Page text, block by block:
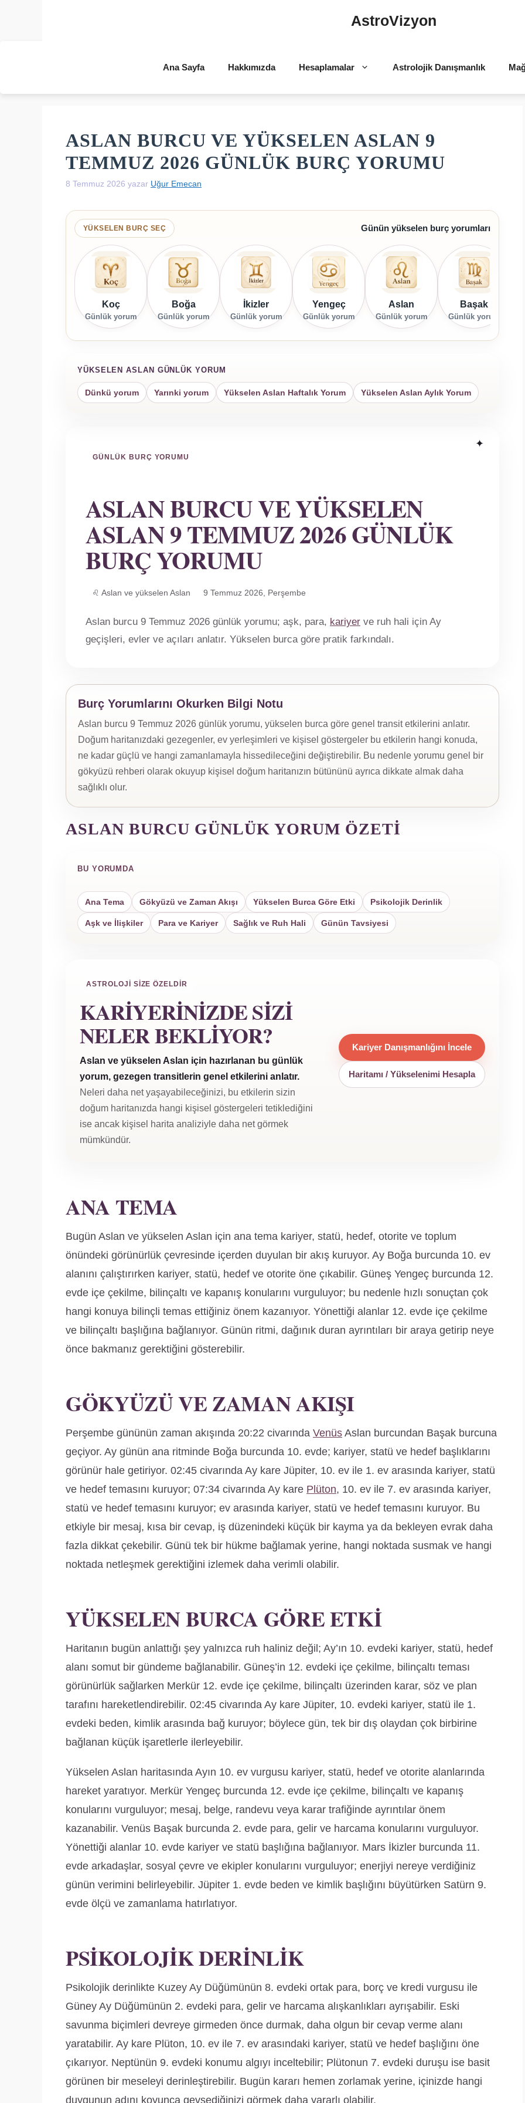
AstroVizyon
Ana Sayfa Hakkımızda Hesaplamalar Astrolojik Danışmanlık
ASLAN BURCU VE YÜKSELEN ASLAN 9
TEMMUZ 2026 GÜNLÜK BURÇ YORUMU
8 Temmuz 2026 yazar Uğur Emecan
YÜKSELEN BURÇ SEÇ Günün yükselen burç yorumları
Koç
Günlük yorum
Boğa
Günlük yorum
İkizler
Günlük yorum
Yengeç
Günlük yorum
Aslan
Günlük yorum
Başak
Günlük yorum
YÜKSELEN ASLAN GÜNLÜK YORUM
Dünkü yorum Yarınki yorum Yükselen Aslan Haftalık Yorum Yükselen Aslan Aylık Yorum
GÜNLÜK BURÇ YORUMU
ASLAN BURCU VE YÜKSELEN
ASLAN 9 TEMMUZ 2026 GÜNLÜK
BURÇ YORUMU
♌ Aslan ve yükselen Aslan 9 Temmuz 2026, Perşembe
Aslan burcu 9 Temmuz 2026 günlük yorumu; aşk, para, kariyer ve ruh hali için Ay
geçişleri, evler ve açıları anlatır. Yükselen burca göre pratik farkındalı.
Burç Yorumlarını Okurken Bilgi Notu
Aslan burcu 9 Temmuz 2026 günlük yorumu, yükselen burca göre genel transit etkilerini anlatır.
Doğum haritanızdaki gezegenler, ev yerleşimleri ve kişisel göstergeler bu etkilerin hangi konuda,
ne kadar güçlü ve hangi zamanlamayla hissedileceğini değiştirebilir. Bu nedenle yorumu genel bir
gökyüzü rehberi olarak okuyup kişisel doğum haritanızın bütününü ayrıca dikkate almak daha
sağlıklı olur.
ASLAN BURCU GÜNLÜK YORUM ÖZETI
BU YORUMDA
Ana Tema Gökyüzü ve Zaman Akışı Yükselen Burca Göre Etki Psikolojik Derinlik
Aşk ve İlişkiler Para ve Kariyer Sağlık ve Ruh Hali Günün Tavsiyesi
ASTROLOJI SIZE ÖZELDIR
KARIYERINIZDE SIZI
NELER BEKLIYOR?
Aslan ve yükselen Aslan için hazırlanan bu günlük
yorum, gezegen transitlerin genel etkilerini anlatır.
Neleri daha net yaşayabileceğinizi, bu etkilerin sizin
doğum haritanızda hangi kişisel göstergeleri tetiklediğini
ise ancak kişisel harita analiziyle daha net görmek
mümkündür.
Kariyer Danışmanlığını İncele
Haritamı / Yükselenimi Hesapla
ANA TEMA
Bugün Aslan ve yükselen Aslan için ana tema kariyer, statü, hedef, otorite ve toplum
önündeki görünürlük çevresinde içerden duyulan bir akış kuruyor. Ay Boğa burcunda 10. ev
alanını çalıştırırken kariyer, statü, hedef ve otorite öne çıkabilir. Güneş Yengeç burcunda 12.
evde içe çekilme, bilinçaltı ve kapanış konularını vurguluyor; bu nedenle hızlı sonuçtan çok
hangi konuya bilinçli temas ettiğiniz önem kazanıyor. Yönettiği alanlar 12. evde içe çekilme
ve bilinçaltı başlığına bağlanıyor. Günün ritmi, dağınık duran ayrıntıları bir araya getirip neye
önce bakmanız gerektiğini gösterebilir.
GÖKYÜZÜ VE ZAMAN AKIŞI
Perşembe gününün zaman akışında 20:22 civarında Venüs Aslan burcundan Başak burcuna
geçiyor. Ay günün ana ritminde Boğa burcunda 10. evde; kariyer, statü ve hedef başlıklarını
görünür hale getiriyor. 02:45 civarında Ay kare Jüpiter, 10. ev ile 1. ev arasında kariyer, statü
ve hedef temasını kuruyor; 07:34 civarında Ay kare Plüton, 10. ev ile 7. ev arasında kariyer,
statü ve hedef temasını kuruyor; ev arasında kariyer, statü ve hedef temasını kuruyor. Bu
etkiyle bir mesaj, kısa bir cevap, iş düzenindeki küçük bir kayma ya da bekleyen evrak daha
fazla dikkat çekebilir. Günü tek bir hükme bağlamak yerine, hangi noktada susmak ve hangi
noktada netleşmek gerektiğini izlemek daha verimli olabilir.
YÜKSELEN BURCA GÖRE ETKI
Haritanın bugün anlattığı şey yalnızca ruh haliniz değil; Ay’ın 10. evdeki kariyer, statü, hedef
alanı somut bir gündeme bağlanabilir. Güneş’in 12. evdeki içe çekilme, bilinçaltı teması
görünürlük sağlarken Merkür 12. evde içe çekilme, bilinçaltı üzerinden karar, söz ve plan
tarafını hareketlendirebilir. 02:45 civarında Ay kare Jüpiter, 10. evdeki kariyer, statü ile 1.
evdeki beden, kimlik arasında bağ kuruyor; böylece gün, tek bir dış olaydan çok birbirine
bağlanan küçük işaretlerle ilerleyebilir.
Yükselen Aslan haritasında Ayın 10. ev vurgusu kariyer, statü, hedef ve otorite alanlarında
hareket yaratıyor. Merkür Yengeç burcunda 12. evde içe çekilme, bilinçaltı ve kapanış
konularını vurguluyor; mesaj, belge, randevu veya karar trafiğinde ayrıntılar önem
kazanabilir. Venüs Başak burcunda 2. evde para, gelir ve harcama konularını vurguluyor.
Yönettiği alanlar 10. evde kariyer ve statü başlığına bağlanıyor. Mars İkizler burcunda 11.
evde arkadaşlar, sosyal çevre ve ekipler konularını vurguluyor; enerjiyi nereye verdiğiniz
günün verimini belirleyebilir. Jüpiter 1. evde beden ve kimlik başlığını büyütürken Satürn 9.
evde ölçü ve zamanlama hatırlatıyor.
PSIKOLOJIK DERINLIK
Psikolojik derinlikte Kuzey Ay Düğümünün 8. evdeki ortak para, borç ve kredi vurgusu ile
Güney Ay Düğümünün 2. evdeki para, gelir ve harcama alışkanlıkları ayrışabilir. Eski
savunma biçimleri devreye girmeden önce durmak, daha olgun bir cevap verme alanı
yaratabilir. Ay kare Plüton, 10. ev ile 7. ev arasındaki kariyer, statü ve hedef başlığını öne
çıkarıyor. Neptünün 9. evdeki konumu algıyı inceltebilir; Plütonun 7. evdeki duruşu ise basit
görünen bir meseleyi derinleştirebilir. Bugün kararı hemen zorlamak yerine, içinizde hangi
duygunun adını koyunca gevşediğinizi görmek daha yararlı olabilir.